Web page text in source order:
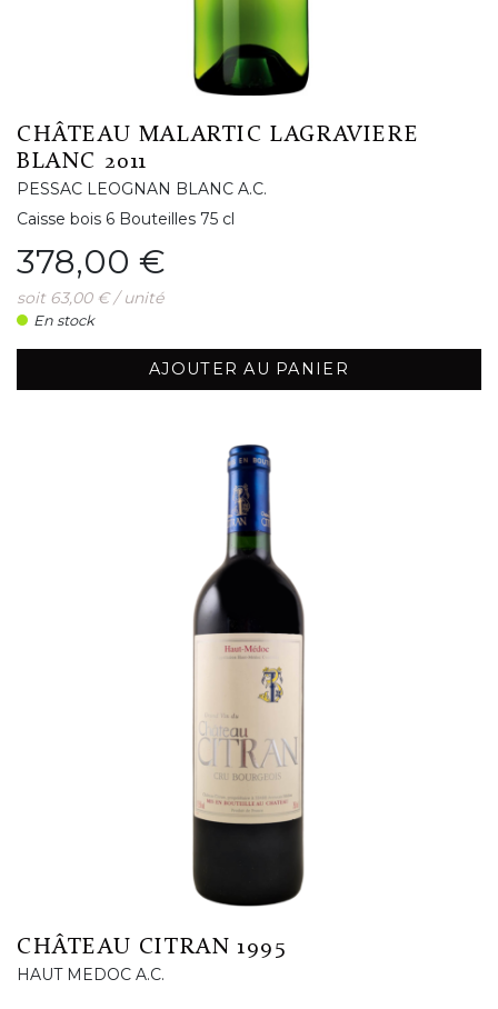
CHÂTEAU MALARTIC LAGRAVIERE
BLANC 2011
PESSAC LEOGNAN BLANC A.C.
Caisse bois 6 Bouteilles 75 cl
Prix
378,00 €
soit 63,00 € / unité
En stock
AJOUTER AU PANIER
CHÂTEAU CITRAN 1995
HAUT MEDOC A.C.